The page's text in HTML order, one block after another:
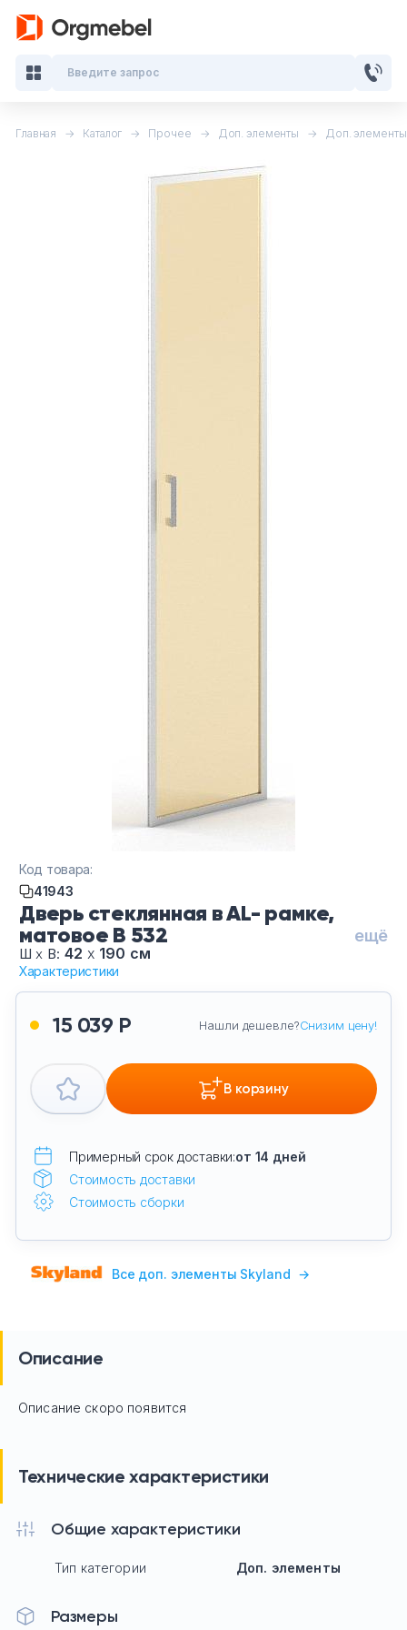
Главная Каталог Прочее Доп. элементы Доп.
Дверь стеклянная в AL- рамке,
матовое B 532
ещё
Шх В: 42 х 190 см
Характеристики
Код товара:
41943
15 039 Р Нашли дешевле?Снизим цену!
В корзину
Примерный срок доставки:от 14 дней
Стоимость доставки
Стоимость сборки
Все доп. элементы Skyland →
Описание
Описание скоро появится
Технические характеристики
Общие характеристики
Тип категории Доп. элементы
Размеры
Введите запрос
Кабинеты руководителя
Мебель для персонала
Стойки ресепшн
Офисные кресла и стулья
Офисные шкафы
Офисные диваны